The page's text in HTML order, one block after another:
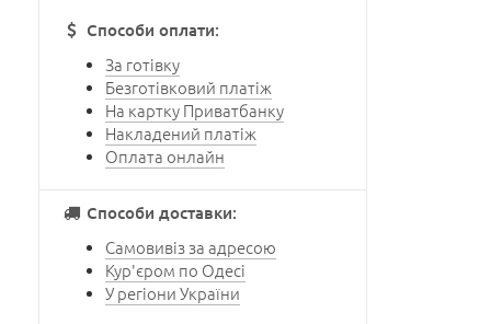
Способи оплати:
За готівку
Безготівковий платіж
На картку Приватбанку
Накладений платіж
Оплата онлайн
Способи доставки:
Самовивіз за адресою
Кур'єром по Одесі
У регіони України